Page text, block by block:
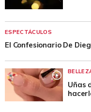
ESPECTÁCULOS
El Confesionario De
Uñas